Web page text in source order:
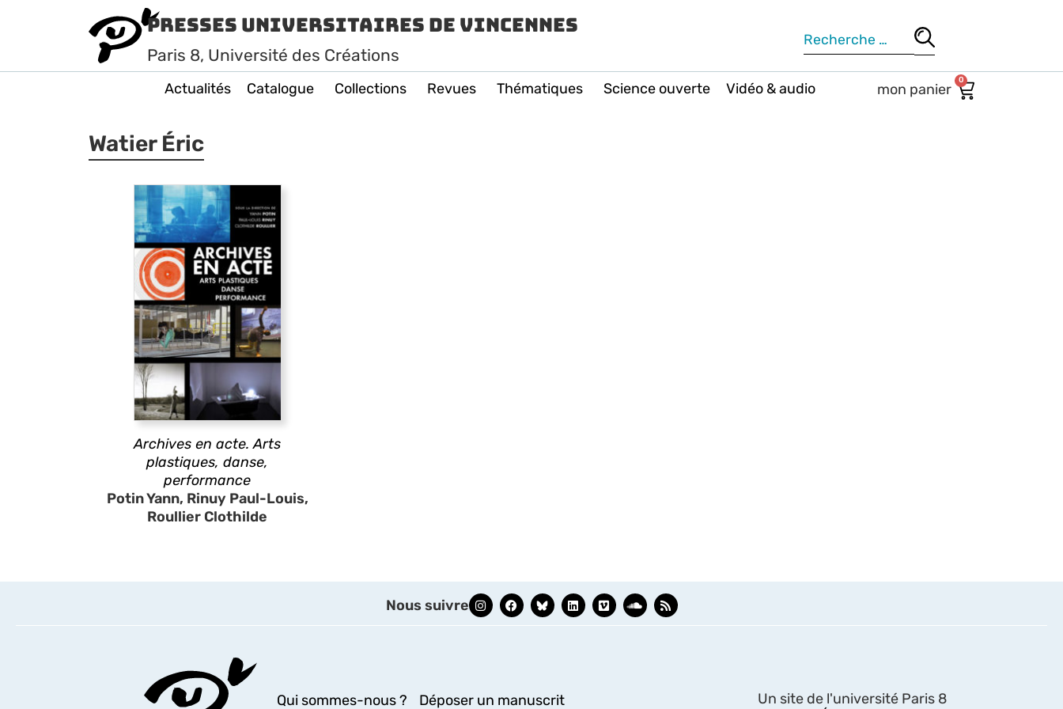
Presses Universitaires de Vincennes
Paris 8, Université des Créations
Actualités Catalogue Collections Revues Thématiques Science ouverte Vidéo & audio 0
Watier Éric
Archives en acte. Arts
plastiques, danse,
performance
Potin Yann, Rinuy Paul-Louis,
Roullier Clothilde
Nous suivre
Qui sommes-nous ? Déposer un manuscrit Un site de l'université Paris 8